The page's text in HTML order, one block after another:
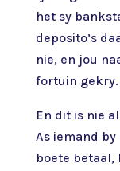
het sy
deposito’s
nie, en jou
fortuin gekry.
En dit is nie
As iemand
boete betaal,